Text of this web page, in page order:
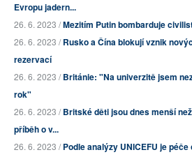
Evropu jadern...
26. 6. 2023 /Mezitím Putin bombarduje
26. 6. 2023 /Rusko a Čína blokují vznik
rezervací
26. 6. 2023 /Británie: "Na univerzitě jsem
rok"
26. 6. 2023 /Britské děti jsou dnes menší
příběh o v...
26. 6. 2023 /Podle analýzy UNICEFU je